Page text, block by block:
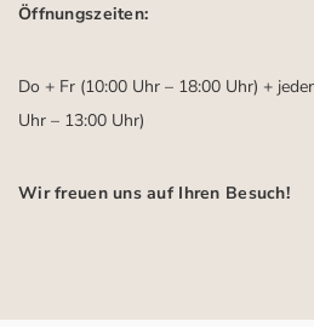
Öffnungszeiten:
Do + Fr (10:00 Uhr – 18:00 Uhr) +
Uhr – 13:00 Uhr)
Wir freuen uns auf Ihren Besuch!